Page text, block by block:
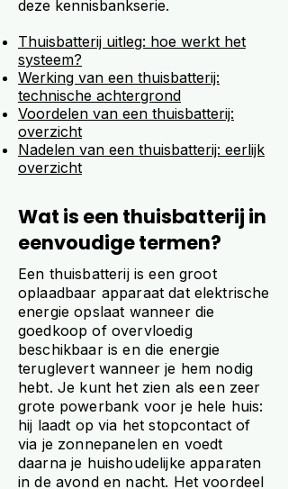
deze kennisbankserie.
Thuisbatterij uitleg: hoe werkt het
systeem?
Werking van een thuisbatterij:
technische achtergrond
Voordelen van een thuisbatterij:
overzicht
Nadelen van een thuisbatterij: eerlijk
overzicht
Wat is een thuisbatterij in
eenvoudige termen?
Een thuisbatterij is een groot
oplaadbaar apparaat dat elektrische
energie opslaat wanneer die
goedkoop of overvloedig
beschikbaar is en die energie
teruglevert wanneer je hem nodig
hebt. Je kunt het zien als een zeer
grote powerbank voor je hele huis:
hij laadt op via het stopcontact of
via je zonnepanelen en voedt
daarna je huishoudelijke apparaten
in de avond en nacht. Het voordeel